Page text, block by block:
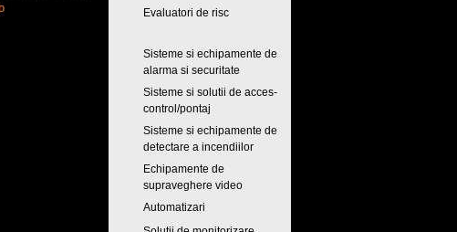
Evaluatori de risc
Sisteme si echipamente de
alarma si securitate
Sisteme si solutii de acces-
control/pontaj
Sisteme si echipamente de
detectare a incendiilor
Echipamente de
supraveghere video
Automatizari